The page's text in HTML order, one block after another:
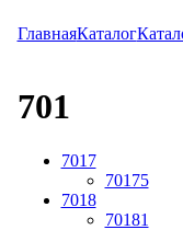
ГлавнаяКаталог
701
7017
70175
7018
70181